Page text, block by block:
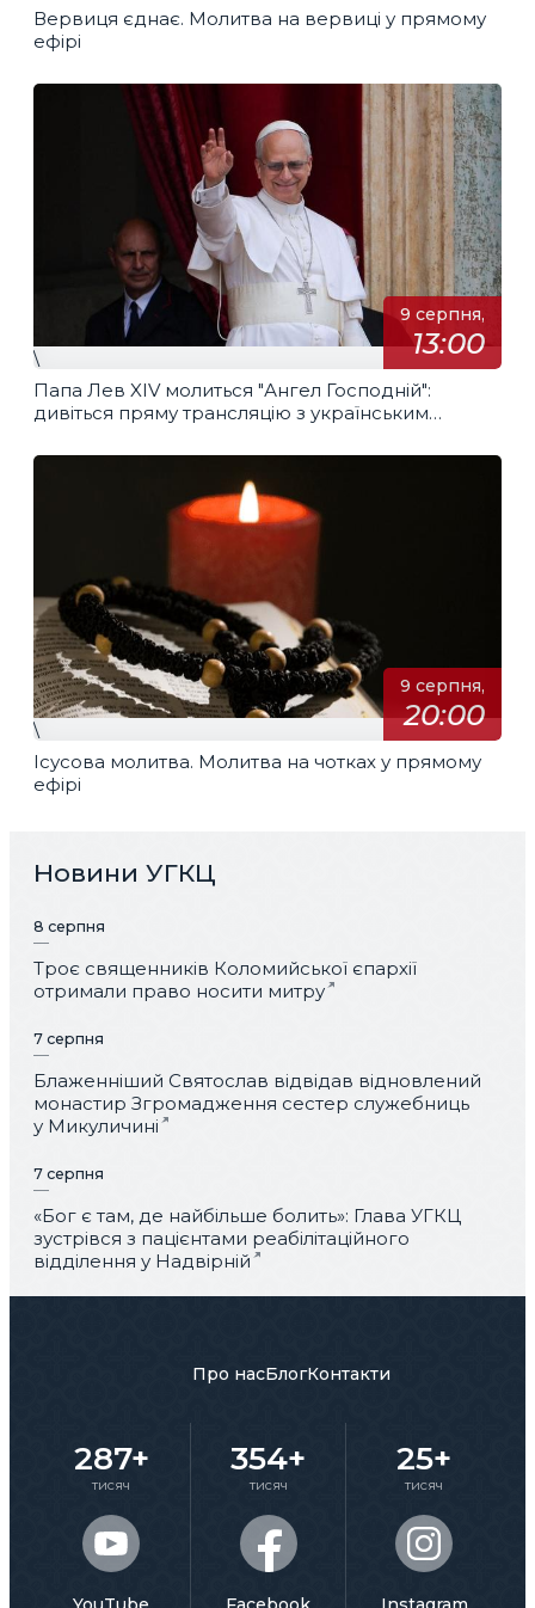
Вервиця єднає. Молитва на вервиці у прямому
ефірі
9 серпня,
13:00
\
Папа Лев XIV молиться "Ангел Господній":
дивіться пряму трансляцію з українським
9 серпня,
20:00
\
Ісусова молитва. Молитва на чотках у прямому
ефірі
Новини УГКЦ
8 серпня
Троє священників Коломийської єпархії
отримали право носити митру
7 серпня
Блаженніший Святослав відвідав відновлений
монастир Згромадження сестер служебниць
у Микуличині
7 серпня
«Бог є там, де найбільше болить»: Глава УГКЦ
зустрівся з пацієнтами реабілітаційного
відділення у Надвірній
Про насБлогКонтакти
287+
тисяч
354+
тисяч
25+
тисяч